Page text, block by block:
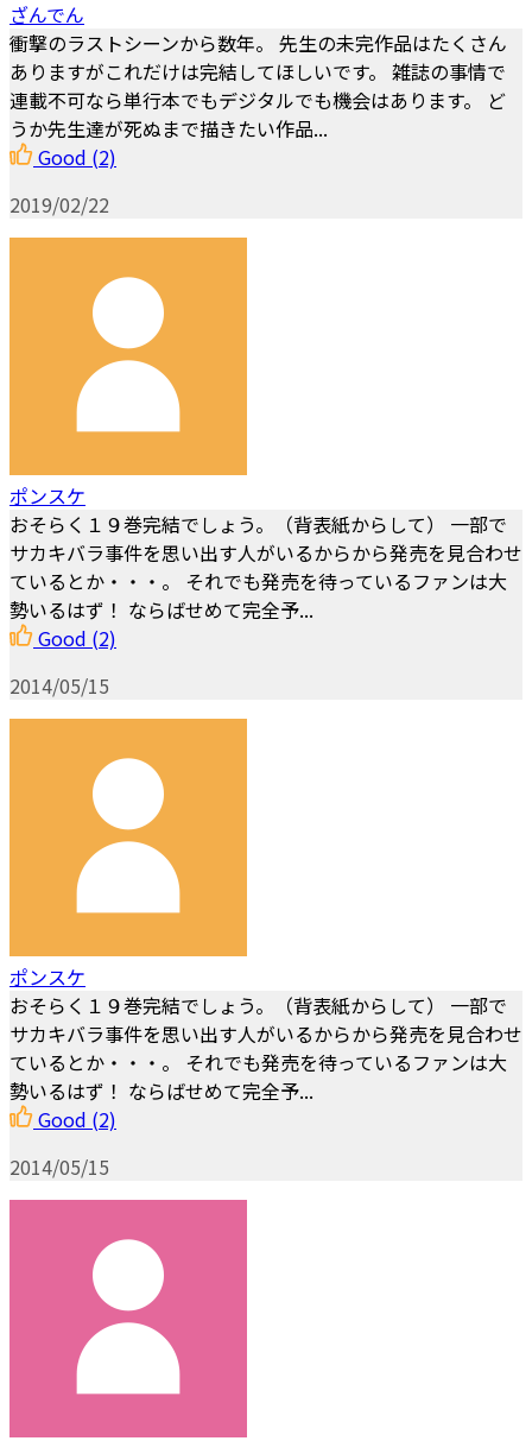
ざんでん
衝撃のラストシーンから数年。 先生の未完作品はたくさん
ありますがこれだけは完結してほしいです。 雑誌の事情で
連載不可なら単行本でもデジタルでも機会はあります。 ど
うか先生達が死ぬまで描きたい作品...
Good (2)
2019/02/22
ポンスケ
おそらく１９巻完結でしょう。（背表紙からして） 一部で
サカキバラ事件を思い出す人がいるからから発売を見合わせ
ているとか・・・。 それでも発売を待っているファンは大
勢いるはず！ ならばせめて完全予...
Good (2)
2014/05/15
ポンスケ
おそらく１９巻完結でしょう。（背表紙からして） 一部で
サカキバラ事件を思い出す人がいるからから発売を見合わせ
ているとか・・・。 それでも発売を待っているファンは大
勢いるはず！ ならばせめて完全予...
Good (2)
2014/05/15